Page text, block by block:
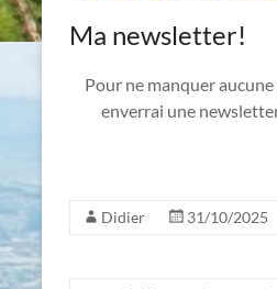
Ma newsletter!
Pour ne manquer
enverrai une
Didier 31/10/2025